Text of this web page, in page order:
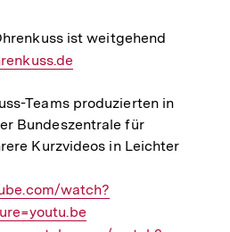
ist weitgehend
Teams produzierten in
Bundeszentrale für
Kurzvideos in Leichter
watch?